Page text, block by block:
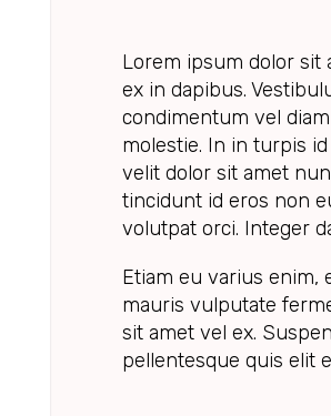
Lorem ipsum dolor sit
ex in dapibus.
condimentum vel
molestie. In in turpis
velit dolor sit amet
tincidunt id eros non
volutpat orci. Integer
Etiam eu varius enim,
mauris vulputate
sit amet vel ex.
pellentesque quis elit